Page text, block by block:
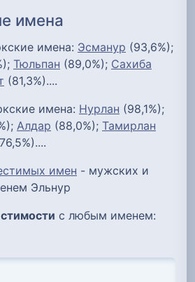
имена
имена: Эсманур (93,6%);
Тюльпан (89,0%); Сахиба
(81,3%)....
имена: Нурлан (98,1%);
Алдар (88,0%); Тамирлан
имен - мужских и
Эльнур
с любым именем: